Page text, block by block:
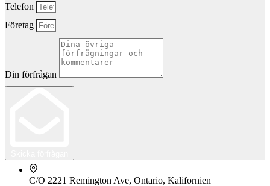
Telefon
Företag
Din förfrågan
C/O 2221 Remington Ave, Ontario, Kalifornien